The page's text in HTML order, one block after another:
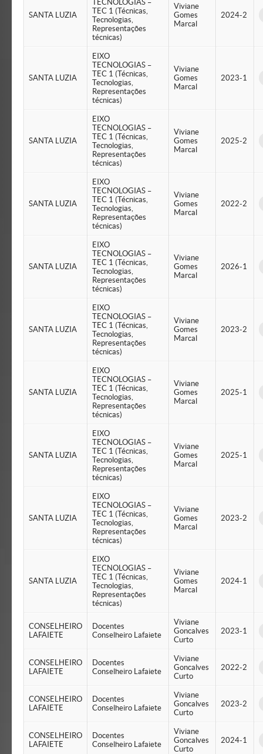
SANTA LUZIA
TECNOLOGIAS –
TEC 1 (Técnicas,
Tecnologias,
Representações
técnicas)
Viviane
Gomes
Marcal
2024-2
SANTA LUZIA
EIXO
TECNOLOGIAS –
TEC 1 (Técnicas,
Tecnologias,
Representações
técnicas)
Viviane
Gomes
Marcal
2023-1
SANTA LUZIA
EIXO
TECNOLOGIAS –
TEC 1 (Técnicas,
Tecnologias,
Representações
técnicas)
Viviane
Gomes
Marcal
2025-2
SANTA LUZIA
EIXO
TECNOLOGIAS –
TEC 1 (Técnicas,
Tecnologias,
Representações
técnicas)
Viviane
Gomes
Marcal
2022-2
SANTA LUZIA
EIXO
TECNOLOGIAS –
TEC 1 (Técnicas,
Tecnologias,
Representações
técnicas)
Viviane
Gomes
Marcal
2026-1
SANTA LUZIA
EIXO
TECNOLOGIAS –
TEC 1 (Técnicas,
Tecnologias,
Representações
técnicas)
Viviane
Gomes
Marcal
2023-2
SANTA LUZIA
EIXO
TECNOLOGIAS –
TEC 1 (Técnicas,
Tecnologias,
Representações
técnicas)
Viviane
Gomes
Marcal
2025-1
SANTA LUZIA
EIXO
TECNOLOGIAS –
TEC 1 (Técnicas,
Tecnologias,
Representações
técnicas)
Viviane
Gomes
Marcal
2025-1
SANTA LUZIA
EIXO
TECNOLOGIAS –
TEC 1 (Técnicas,
Tecnologias,
Representações
técnicas)
Viviane
Gomes
Marcal
2023-2
SANTA LUZIA
EIXO
TECNOLOGIAS –
TEC 1 (Técnicas,
Tecnologias,
Representações
técnicas)
Viviane
Gomes
Marcal
2024-1
CONSELHEIRO
LAFAIETE
Docentes
Conselheiro Lafaiete
Viviane
Goncalves
Curto
2023-1
CONSELHEIRO
LAFAIETE
Docentes
Conselheiro Lafaiete
Viviane
Goncalves
Curto
2022-2
CONSELHEIRO
LAFAIETE
Docentes
Conselheiro Lafaiete
Viviane
Goncalves
Curto
2023-2
CONSELHEIRO
LAFAIETE
Docentes
Conselheiro Lafaiete
Viviane
Goncalves
Curto
2024-1